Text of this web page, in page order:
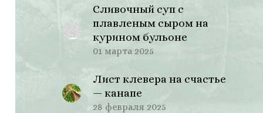
Сливочный суп с
плавленым сыром на
курином бульоне
01 марта 2025
Лист клевера на счастье
— канапе
28 февраля 2025